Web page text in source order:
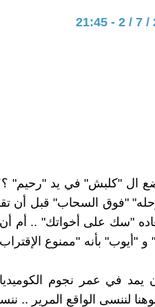
ال "كلبش" في يد "رحيم"
"فوق السحاب" قبل أن
"سك على أخواتك" .. أم
"أيوب" بأنه "ممنوع
يمد في عمر نجوم
لننسى الواقع المرير ..